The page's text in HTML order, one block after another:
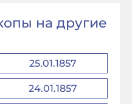
на другие
25.01.1857
24.01.1857